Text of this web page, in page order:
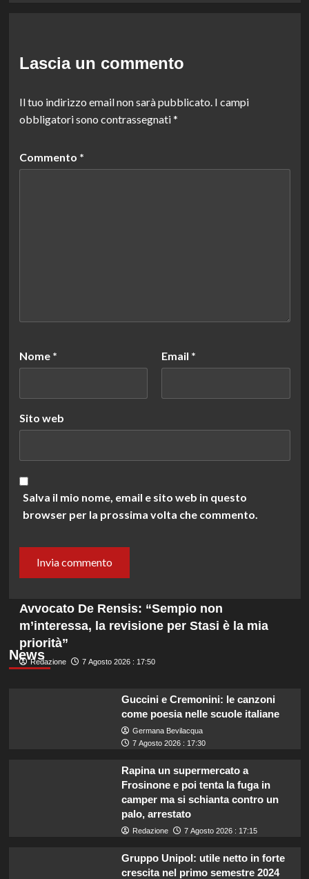
Lascia un commento
Il tuo indirizzo email non sarà pubblicato. I campi
obbligatori sono contrassegnati*
Commento *
Nome * Email *
Sito web
Salva il mio nome, email e sito web in questo
browser per la prossima volta che commento.
News
Avvocato De Rensis: “Sempio non
m’interessa, la revisione per Stasi è la mia
priorità”
Redazione 7 Agosto 2026 : 17:50
Guccini e Cremonini: le canzoni
come poesia nelle scuole italiane
Germana Bevilacqua
7 Agosto 2026 : 17:30
Rapina un supermercato a
Frosinone e poi tenta la fuga in
camper ma si schianta contro un
palo, arrestato
Redazione 7 Agosto 2026 : 17:15
Gruppo Unipol: utile netto in forte
crescita nel primo semestre 2024